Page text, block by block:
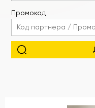
Промокод